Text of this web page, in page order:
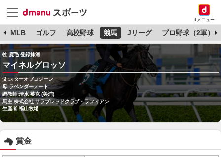
dメニュー
MLB ゴルフ 高校野球 競馬 Jリーグ プロ野球（2軍）
牡 鹿毛 登録抹消
マイネルグロッソ
父:スターオブコジーン
母:ラベンダーノート
調教師:清水 英克 (美浦)
馬主:株式会社 サラブレッドクラブ・ラフィアン
生産者:福山牧場
賞金